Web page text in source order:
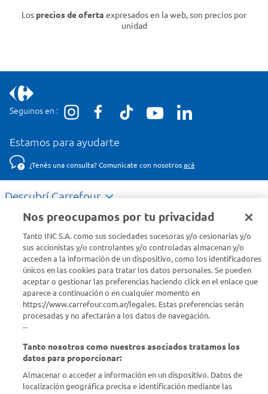
Los precios de oferta expresados en la web, son precios por
unidad
Seguinos en :
Estamos para ayudarte
¿Tenés una consulta? Comunicate con nosotros acá
Descubrí Carrefour
Info útil
Comprá Online
Enterate de nuestras ofertas
que nadie.
Provincia
Nos preocupamos por tu privacidad
Tanto INC S.A. como sus sociedades sucesoras y/o cesionarias y/o
sus accionistas y/o controlantes y/o controladas almacenan y/o
acceden a la información de un dispositivo, como los identificadores
únicos en las cookies para tratar los datos personales. Se pueden
aceptar o gestionar las preferencias haciendo click en el enlace que
aparece a continuación o en cualquier momento en
https://www.carrefour.com.ar/legales. Estas preferencias serán
procesadas y no afectarán a los datos de navegación.
--
Tanto nosotros como nuestros asociados tratamos los
datos para proporcionar:
Almacenar o acceder a información en un dispositivo. Datos de
localización geográfica precisa e identificación mediante las